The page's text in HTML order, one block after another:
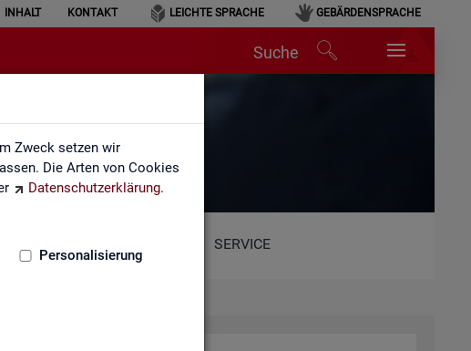
Zweck setzen wir
Die Arten von Cookies
Datenschutzerklärung.
Personalisierung
INHALT KONTAKT LEICHTE SPRACHE GEBÄRDENSPRACHE
Suche
SERVICE